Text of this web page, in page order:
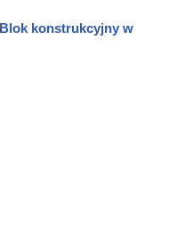
konstrukcyjny w